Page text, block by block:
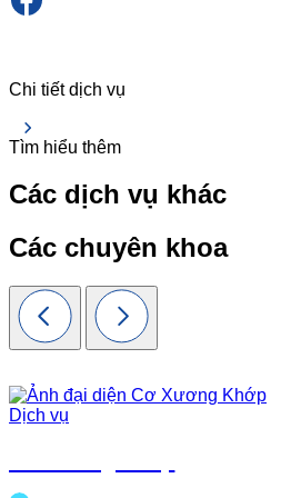
Chi tiết dịch vụ
Tìm hiểu thêm
Các dịch vụ khác
Các chuyên khoa
Dịch vụ